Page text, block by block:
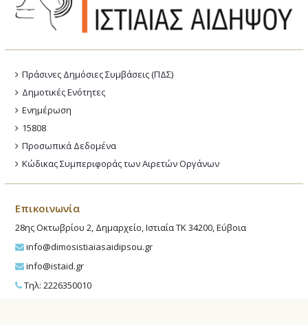
Πράσινες Δημόσιες Συμβάσεις (ΠΔΣ)
Δημοτικές Ενότητες
Ενημέρωση
15808
Προσωπικά Δεδομένα
Κώδικας Συμπεριφοράς των Αιρετών Οργάνων
Επικοινωνία
28ης Οκτωβρίου 2, Δημαρχείο, Ιστιαία ΤΚ 34200, Εύβοια
info@dimosistiaiasaidipsou.gr
info@istaid.gr
Τηλ: 2226350010